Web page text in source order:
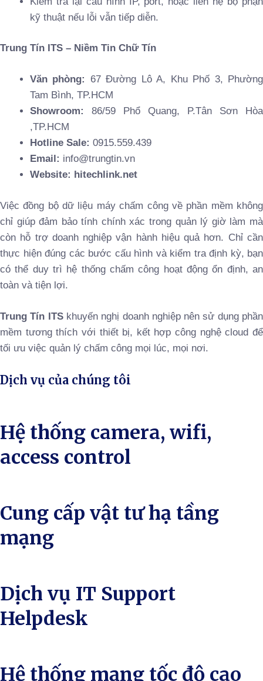
kỹ thuật nếu lỗi vẫn tiếp diễn.
Trung Tín ITS – Niềm Tin Chữ Tín
Văn phòng:
67 Đường Lô A, Khu Phố 3, Phường
Tam Bình, TP.HCM
Showroom:
86/59 Phổ Quang, P.Tân Sơn Hòa
,TP.HCM
Hotline Sale: 0915.559.439
Email: info@trungtin.vn
Website: hitechlink.net
Việc đồng bộ dữ liệu máy chấm công về phần mềm không
chỉ giúp đảm bảo tính chính xác trong quản lý giờ làm mà
còn hỗ trợ doanh nghiệp vận hành hiệu quả hơn. Chỉ cần
thực hiện đúng các bước cấu hình và kiểm tra định kỳ, bạn
có thể duy trì hệ thống chấm công hoạt động ổn định, an
toàn và tiện lợi.
Trung Tín ITSkhuyến nghị doanh nghiệp nên sử dụng phần
mềm tương thích với thiết bị, kết hợp công nghệ cloud để
tối ưu việc quản lý chấm công mọi lúc, mọi nơi.
Dịch vụ của chúng tôi
Hệ thống camera, wifi,
access control
Cung cấp vật tư hạ tầng
mạng
Dịch vụ IT Support
Helpdesk
Hệ thống mạng tốc độ cao